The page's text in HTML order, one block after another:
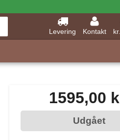
Levering Kontakt
1595,00
Udgået